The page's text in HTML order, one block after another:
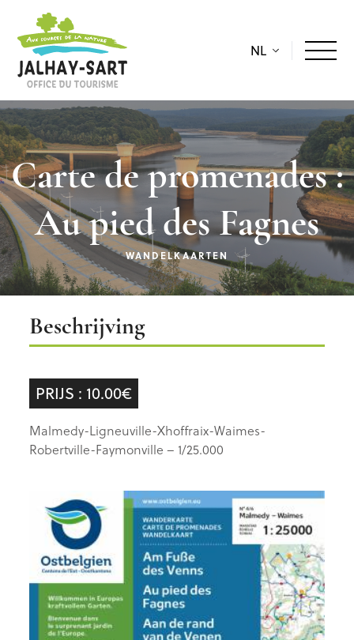
NL
Carte de promenades :
Au pied des Fagnes
WANDELKAARTEN
Beschrijving
Beschrijving
PRIJS : 10.00€
Malmedy-Ligneuville-Xhoffraix-Waimes-
Robertville-Faymonville – 1/25.000